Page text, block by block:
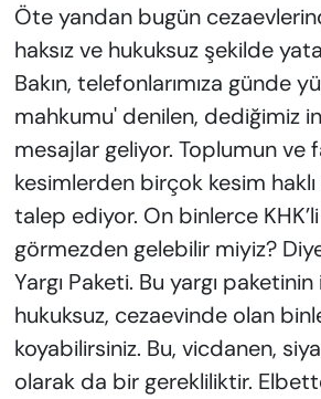
Öte yandan bugün
haksız ve hukuksuz şekilde
Bakın, telefonlarımıza günde
mahkumu' denilen, dediğimiz
mesajlar geliyor. Toplumun ve
kesimlerden birçok kesim
talep ediyor. On binlerce
görmezden gelebilir miyiz?
Yargı Paketi. Bu yargı paketinin
hukuksuz, cezaevinde olan
koyabilirsiniz. Bu, vicdanen,
olarak da bir gerekliliktir.